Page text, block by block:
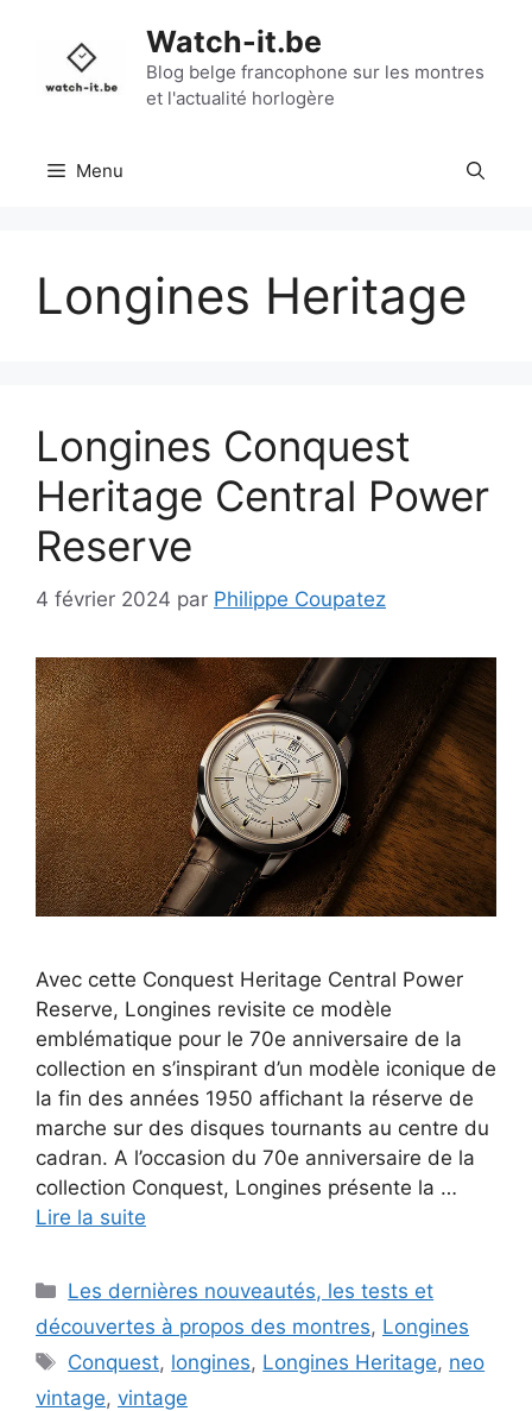
contenu
Watch-it.be
Blog belge francophone sur les montres
et l'actualité horlogère
Menu
Longines Heritage
Longines Conquest
Heritage Central Power
Reserve
4 février 2024 par Philippe Coupatez
Avec cette Conquest Heritage Central Power
Reserve, Longines revisite ce modèle
emblématique pour le 70e anniversaire de la
collection en s’inspirant d’un modèle iconique de
la fin des années 1950 affichant la réserve de
marche sur des disques tournants au centre du
cadran. A l’occasion du 70e anniversaire de la
collection Conquest, Longines présente la …
Lire la suite
Catégories
Les dernières nouveautés, les tests et
découvertes à propos des montres, Longines
Étiquettes
Conquest, longines, Longines Heritage, neo
vintage, vintage